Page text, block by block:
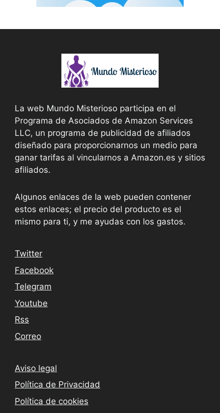
La web Mundo Misterioso participa en el
Programa de Asociados de Amazon Services
LLC, un programa de publicidad de afiliados
diseñado para proporcionarnos un medio para
ganar tarifas al vincularnos a Amazon.es y sitios
afiliados.
Algunos enlaces de la web pueden contener
estos enlaces; el precio del producto es el
mismo para ti, y me ayudas con los gastos.
Twitter
Facebook
Telegram
Youtube
Rss
Correo
Aviso legal
Política de Privacidad
Política de cookies